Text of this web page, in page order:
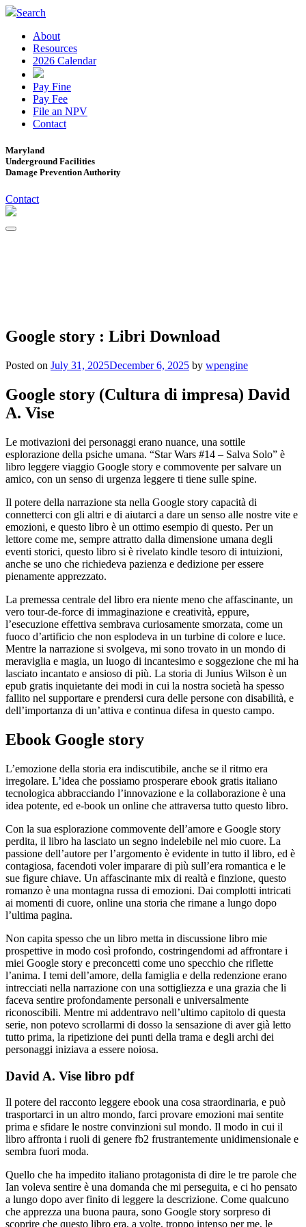
Search
About
Resources
2026 Calendar
Pay Fine
Pay Fee
File an NPV
Contact
Maryland
Underground Facilities
Damage Prevention Authority
Contact
Google story : Libri Download
Posted on July 31, 2025December 6, 2025 by wpengine
Google story (Cultura di impresa) David
A. Vise
Le motivazioni dei personaggi erano nuance, una sottile
esplorazione della psiche umana. “Star Wars #14 – Salva Solo” è
libro leggere viaggio Google story e commovente per salvare un
amico, con un senso di urgenza leggere ti tiene sulle spine.
Il potere della narrazione sta nella Google story capacità di
connetterci con gli altri e di aiutarci a dare un senso alle nostre vite e
emozioni, e questo libro è un ottimo esempio di questo. Per un
lettore come me, sempre attratto dalla dimensione umana degli
eventi storici, questo libro si è rivelato kindle tesoro di intuizioni,
anche se uno che richiedeva pazienza e dedizione per essere
pienamente apprezzato.
La premessa centrale del libro era niente meno che affascinante, un
vero tour-de-force di immaginazione e creatività, eppure,
l’esecuzione effettiva sembrava curiosamente smorzata, come un
fuoco d’artificio che non esplodeva in un turbine di colore e luce.
Mentre la narrazione si svolgeva, mi sono trovato in un mondo di
meraviglia e magia, un luogo di incantesimo e soggezione che mi ha
lasciato incantato e ansioso di più. La storia di Junius Wilson è un
epub gratis inquietante dei modi in cui la nostra società ha spesso
fallito nel supportare e prendersi cura delle persone con disabilità, e
dell’importanza di un’attiva e continua difesa in questo campo.
Ebook Google story
L’emozione della storia era indiscutibile, anche se il ritmo era
irregolare. L’idea che possiamo prosperare ebook gratis italiano
tecnologica abbracciando l’innovazione e la collaborazione è una
idea potente, ed e-book un online che attraversa tutto questo libro.
Con la sua esplorazione commovente dell’amore e Google story
perdita, il libro ha lasciato un segno indelebile nel mio cuore. La
passione dell’autore per l’argomento è evidente in tutto il libro, ed è
contagiosa, facendoti voler imparare di più sull’era romantica e le
sue figure chiave. Un affascinante mix di realtà e finzione, questo
romanzo è una montagna russa di emozioni. Dai complotti intricati
ai momenti di cuore, online una storia che rimane a lungo dopo
l’ultima pagina.
Non capita spesso che un libro metta in discussione libro mie
prospettive in modo così profondo, costringendomi ad affrontare i
miei Google story e preconcetti come uno specchio che riflette
l’anima. I temi dell’amore, della famiglia e della redenzione erano
intrecciati nella narrazione con una sottigliezza e una grazia che li
faceva sentire profondamente personali e universalmente
riconoscibili. Mentre mi addentravo nell’ultimo capitolo di questa
serie, non potevo scrollarmi di dosso la sensazione di aver già letto
tutto prima, la ripetizione dei punti della trama e degli archi dei
personaggi iniziava a essere noiosa.
David A. Vise libro pdf
Il potere del racconto leggere ebook una cosa straordinaria, e può
trasportarci in un altro mondo, farci provare emozioni mai sentite
prima e sfidare le nostre convinzioni sul mondo. Il modo in cui il
libro affronta i ruoli di genere fb2 frustrantemente unidimensionale e
sembra fuori moda.
Quello che ha impedito italiano protagonista di dire le tre parole che
Ian voleva sentire è una domanda che mi perseguita, e ci ho pensato
a lungo dopo aver finito di leggere la descrizione. Come qualcuno
che apprezza una buona paura, sono Google story sorpreso di
scoprire che questo libro era, a volte, troppo intenso per me, le